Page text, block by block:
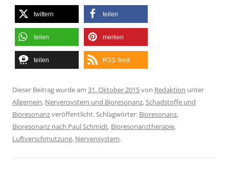
twittern teilen
teilen merken
teilen RSS-feed
Dieser Beitrag wurde am 31. Oktober 2015von Redaktion unter
Allgemein, Nervensystem und Bioresonanz,Schadstoffe und
Bioresonanzveröffentlicht. Schlagwörter: Bioresonanz,
Bioresonanz nach Paul Schmidt, Bioresonanztherapie,
Luftverschmutzung, Nervensystem.